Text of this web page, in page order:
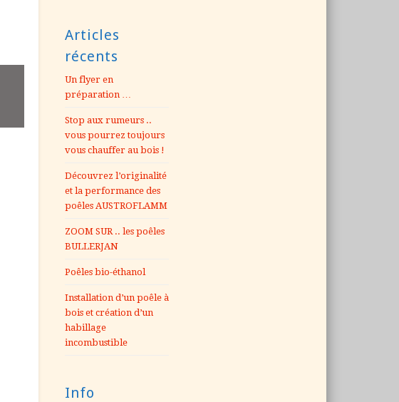
Articles
récents
Un flyer en
préparation …
Stop aux rumeurs ..
vous pourrez toujours
vous chauffer au bois !
Découvrez l’originalité
et la performance des
poêles AUSTROFLAMM
ZOOM SUR .. les poêles
BULLERJAN
Poêles bio-éthanol
Installation d’un poêle à
bois et création d’un
habillage
incombustible
Info